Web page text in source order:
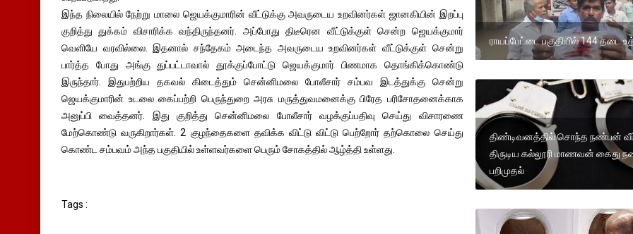
இந்த நிலையில் நேற்று மாலை ஜெயக்குமாரின் வீட்டுக்கு அவருடைய உறவினர்கள் ஜானகியின் இறப்பு
குறித்து துக்கம் விசாரிக்க வந்திருந்தனர். அப்போது திடீரென வீட்டுக்குள் சென்ற ஜெயக்குமார்
வெளியே வரவில்லை. இதனால் சந்தேகம் அடைந்த அவருடைய உறவினர்கள் வீட்டுக்குள் சென்று
பார்த்த போது அங்கு துப்பட்டாவால் தூக்குப்போட்டு ஜெயக்குமார் பிணமாக தொங்கிக்கொண்டு
இருந்தார். இதுபற்றிய தகவல் கிடைத்தும் சென்னிமலை போலீசார் சம்பவ இடத்துக்கு சென்று
ஜெயக்குமாரின் உடலை கைப்பற்றி பெருந்துறை அரசு மருத்துவமனைக்கு பிரேத பரிசோதனைக்காக
அனுப்பி வைத்தனர். இது குறித்து சென்னிமலை போலீசார் வழக்குப்பதிவு செய்து விசாரணை
மேற்கொண்டு வருகிறார்கள். 2 குழந்தைகளை தவிக்க விட்டு விட்டு பெற்றோர் தற்கொலை செய்து
கொண்ட சம்பவம் அந்த பகுதியில் உள்ளவர்களை பெரும் சோகத்தில் ஆழ்த்தி உள்ளது.
Tags :
ராயப்பேட்டை பகுதியில் 144 தடை
திண்டிவனத்தில் சொந்த நண்பன்
திருடிய கல்லூரி மாணவன் கைது
பறிமுதல்